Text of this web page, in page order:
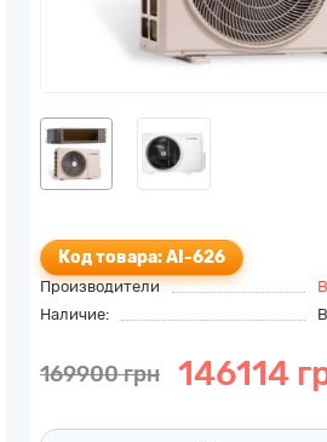
Код товара: AI-626
Производители
Наличие:
169900 грн 146114